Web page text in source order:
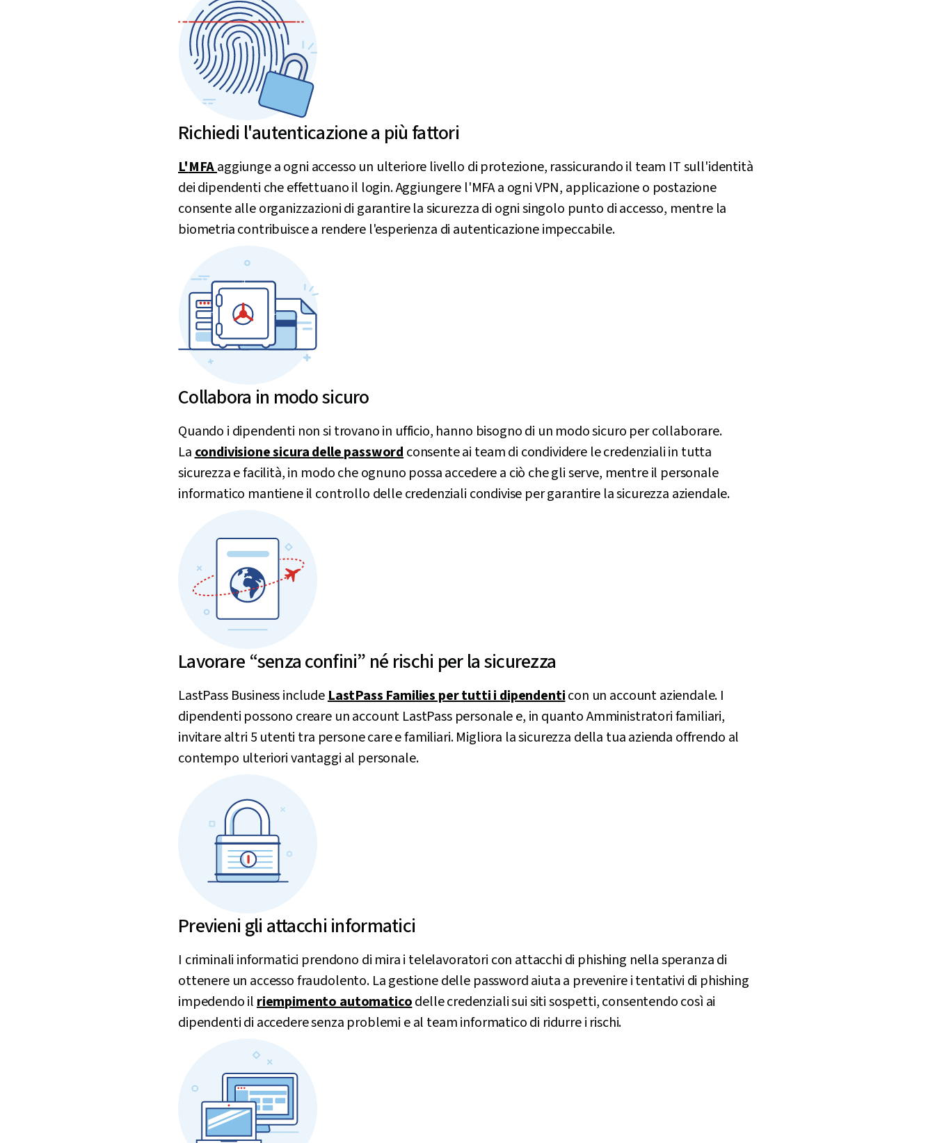
Richiedi l'autenticazione a più fattori
L'MFAaggiunge a ogni accesso un ulteriore livello di protezione, rassicurando il team IT sull'identità
dei dipendenti che effettuano il login. Aggiungere l'MFA a ogni VPN, applicazione o postazione
consente alle organizzazioni di garantire la sicurezza di ogni singolo punto di accesso, mentre la
biometria contribuisce a rendere l'esperienza di autenticazione impeccabile.
Collabora in modo sicuro
Quando i dipendenti non si trovano in ufficio, hanno bisogno di un modo sicuro per collaborare.
Lacondivisione sicura delle passwordconsente ai team di condividere le credenziali in tutta
sicurezza e facilità, in modo che ognuno possa accedere a ciò che gli serve, mentre il personale
informatico mantiene il controllo delle credenziali condivise per garantire la sicurezza aziendale.
Lavorare “senza confini” né rischi per la sicurezza
LastPass Business includeLastPass Families per tutti i dipendenticon un account aziendale. I
dipendenti possono creare un account LastPass personale e, in quanto Amministratori familiari,
invitare altri 5 utenti tra persone care e familiari. Migliora la sicurezza della tua azienda offrendo al
contempo ulteriori vantaggi al personale.
Previeni gli attacchi informatici
I criminali informatici prendono di mira i telelavoratori con attacchi di phishing nella speranza di
ottenere un accesso fraudolento. La gestione delle password aiuta a prevenire i tentativi di phishing
impedendo ilriempimento automaticodelle credenziali sui siti sospetti, consentendo così ai
dipendenti di accedere senza problemi e al team informatico di ridurre i rischi.